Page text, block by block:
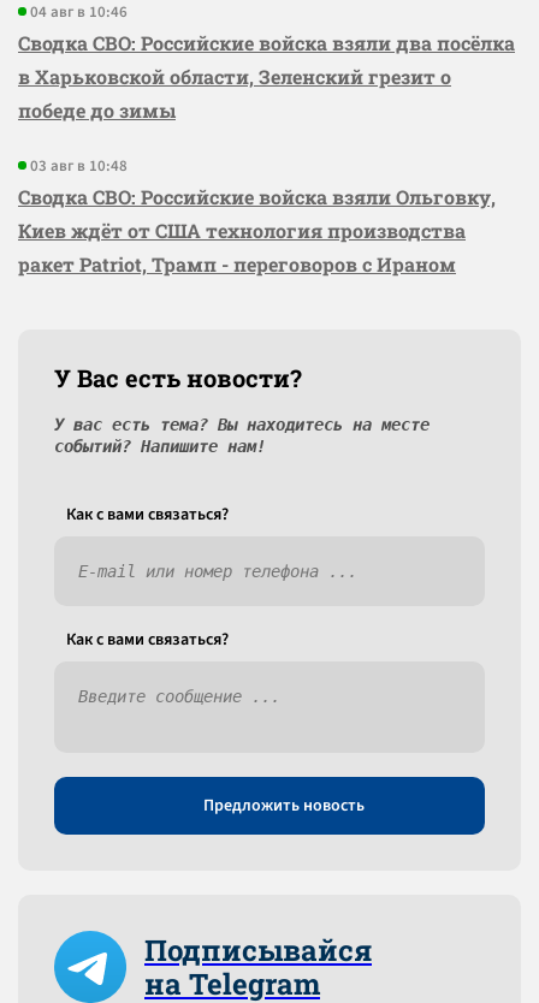
04 авг в 10:46
Сводка СВО: Российские войска взяли два посёлка
в Харьковской области, Зеленский грезит о
победе до зимы
03 авг в 10:48
Сводка СВО: Российские войска взяли Ольговку,
Киев ждёт от США технология производства
ракет Patriot, Трамп - переговоров с Ираном
У Вас есть новости?
У вас есть тема? Вы находитесь на месте
событий? Напишите нам!
Как c вами связаться?
Как c вами связаться?
Предложить новость
Подписывайся
на Telegram